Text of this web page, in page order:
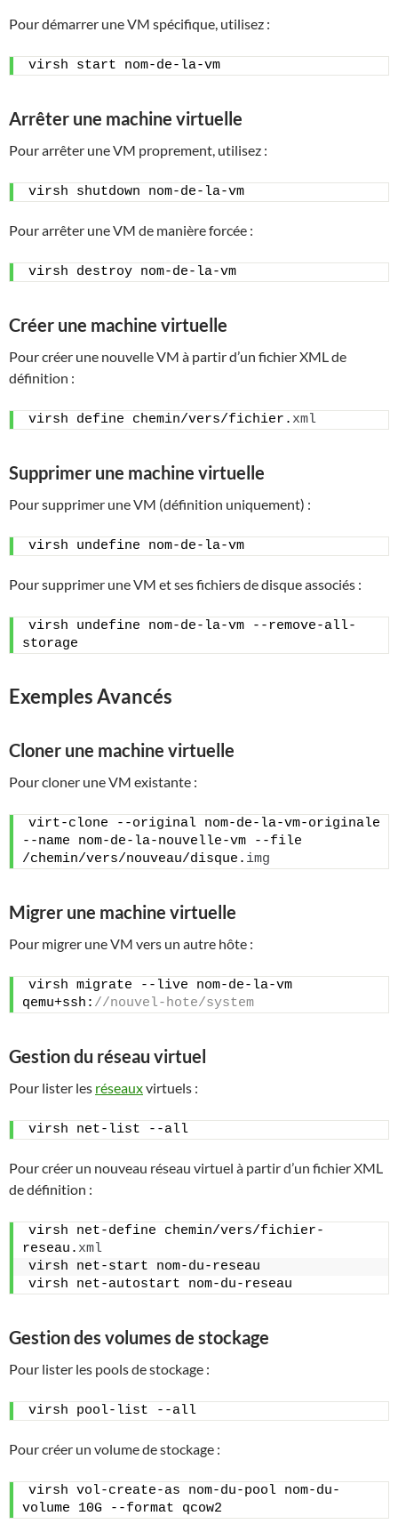
Pour démarrer une VM spécifique, utilisez :
virsh start nom-de-la-vm
Arrêter une machine virtuelle
Pour arrêter une VM proprement, utilisez :
virsh shutdown nom-de-la-vm
Pour arrêter une VM de manière forcée :
virsh destroy nom-de-la-vm
Créer une machine virtuelle
Pour créer une nouvelle VM à partir d’un fichier XML de
définition :
virsh define chemin/vers/fichier. xml
Supprimer une machine virtuelle
Pour supprimer une VM (définition uniquement) :
virsh undefine nom-de-la-vm
Pour supprimer une VM et ses fichiers de disque associés :
virsh undefine nom-de-la-vm --remove-all-
storage
Exemples Avancés
Cloner une machine virtuelle
Pour cloner une VM existante :
virt-clone --original nom-de-la-vm-originale
--name nom-de-la-nouvelle-vm --file
/chemin/vers/nouveau/disque. img
Migrer une machine virtuelle
Pour migrer une VM vers un autre hôte :
virsh migrate --live nom-de-la-vm
qemu+ssh: //nouvel-hote/system
Gestion du réseau virtuel
Pour lister les réseauxvirtuels :
virsh net-list --all
Pour créer un nouveau réseau virtuel à partir d’un fichier XML
de définition :
virsh net-define chemin/vers/fichier-
reseau. xml
virsh net-start nom-du-reseau
virsh net-autostart nom-du-reseau
Gestion des volumes de stockage
Pour lister les pools de stockage :
virsh pool-list --all
Pour créer un volume de stockage :
virsh vol-create-as nom-du-pool nom-du-
volume 10G --format qcow2